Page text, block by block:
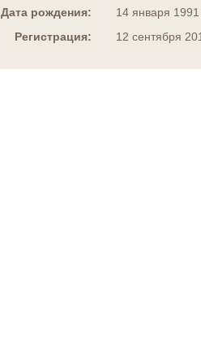
Дата рождения:
14 января 1991
Регистрация:
12 сентября